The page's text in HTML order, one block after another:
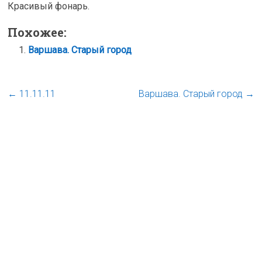
Красивый фонарь.
Похожее:
Варшава. Старый город
← 11.11.11 Варшава. Старый город →